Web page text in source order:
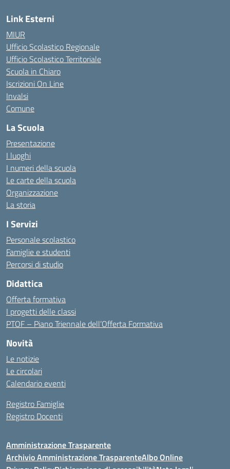
Link Esterni
MIUR
Ufficio Scolastico Regionale
Ufficio Scolastico Territoriale
Scuola in Chiaro
Iscrizioni On Line
Invalsi
Comune
La Scuola
Presentazione
I luoghi
I numeri della scuola
Le carte della scuola
Organizzazione
La storia
I Servizi
Personale scolastico
Famiglie e studenti
Percorsi di studio
Didattica
Offerta formativa
I progetti delle classi
PTOF – Piano Triennale dell’Offerta Formativa
Novità
Le notizie
Le circolari
Calendario eventi
Registro Famiglie
Registro Docenti
Amministrazione Trasparente
Archivio Amministrazione TrasparenteAlbo Online